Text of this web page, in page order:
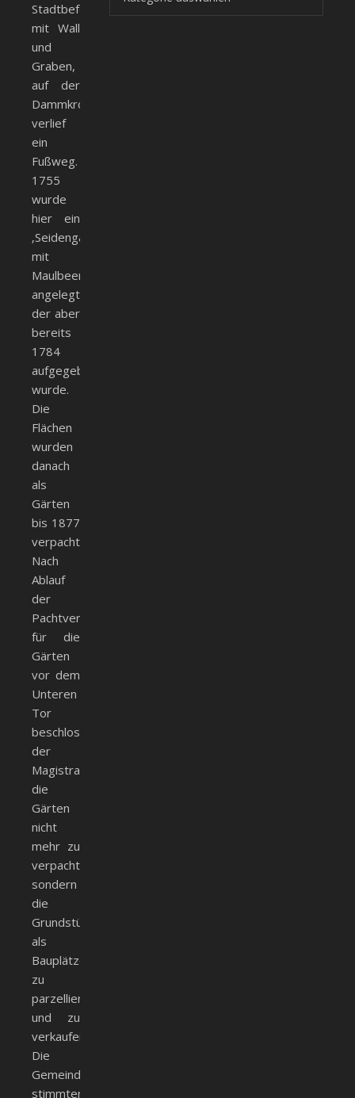
Stadtbefestigung
mit Wall
und
Graben,
auf der
Dammkrone
verlief
ein
Fußweg.
1755
wurde
hier ein
‚Seidengarten
mit
Maulbeerbäumen
angelegt,
der aber
bereits
1784
aufgegeben
wurde.
Die
Flächen
wurden
danach
als
Gärten
bis 1877
verpachtet.
Nach
Ablauf
der
Pachtverträge
für die
Gärten
vor dem
Unteren
Tor
beschloss
der
Magistrat,
die
Gärten
nicht
mehr zu
verpachten
sondern
die
Grundstücke
als
Bauplätze
zu
parzellieren
und zu
verkaufen.
Die
Gemeindebevollmächtigten
stimmten